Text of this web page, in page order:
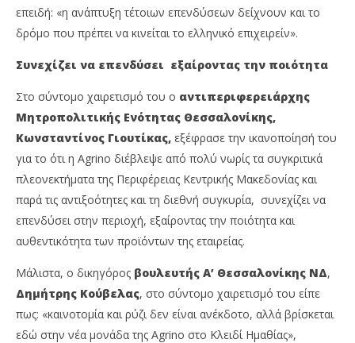
επειδή: «η ανάπτυξη τέτοιων επενδύσεων δείχνουν και το
δρόμο που πρέπει να κινείται το ελληνικό επιχειρείν».
Συνεχίζει να επενδύσει εξαίροντας την ποιότητα
Στο σύντομο χαιρετισμό του ο αντιπεριφερειάρχης
Μητροπολιτικής Ενότητας Θεσσαλονίκης,
Κωνσταντίνος Γιουτίκας, εξέφρασε την ικανοποίησή του
για το ότι η Agrino διέβλεψε από πολύ νωρίς τα συγκριτικά
πλεονεκτήματα της Περιφέρειας Κεντρικής Μακεδονίας και
παρά τις αντιξοότητες και τη διεθνή συγκυρία, συνεχίζει να
επενδύσει στην περιοχή, εξαίροντας την ποιότητα και
αυθεντικότητα των προϊόντων της εταιρείας.
Μάλιστα, ο δικηγόρος βουλευτής Α’ Θεσσαλονίκης ΝΔ,
Δημήτρης Κούβελας, στο σύντομο χαιρετισμό του είπε
πως: «καινοτομία και ρύζι δεν είναι ανέκδοτο, αλλά βρίσκεται
εδώ στην νέα μονάδα της Agrino στο Κλειδί Ημαθίας»,